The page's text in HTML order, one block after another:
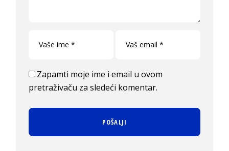
Zapamti moje ime i email u ovom
pretraživaču za sledeći komentar.